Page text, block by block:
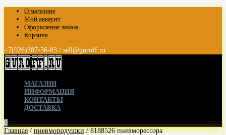
О магазине
Мой аккаунт
Оформление заказа
Корзина
+7(926)387-56-83 / sell@guroff.ru
МАГАЗИН
ИНФОРМАЦИЯ
КОНТАКТЫ
ДОСТАВКА
0
Главная/пневмоподушки/ 8188526 пневморессора